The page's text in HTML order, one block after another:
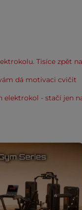
Tisíce zpět
dá motivaci cvičit
elektrokol - stačí jen